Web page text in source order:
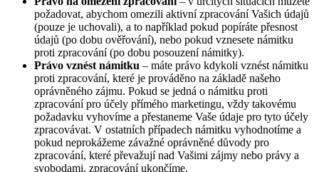
požadovat, abychom omezili aktivní zpracování Vašich údajů
(pouze je uchovali), a to například pokud popíráte přesnost
údajů (po dobu ověřování), nebo pokud vznesete námitku
proti zpracování (po dobu posouzení námitky).
Právo vznést námitku – máte právo kdykoli vznést námitku
proti zpracování, které je prováděno na základě našeho
oprávněného zájmu. Pokud se jedná o námitku proti
zpracování pro účely přímého marketingu, vždy takovému
požadavku vyhovíme a přestaneme Vaše údaje pro tyto účely
zpracovávat. V ostatních případech námitku vyhodnotíme a
pokud neprokážeme závažné oprávněné důvody pro
zpracování, které převažují nad Vašimi zájmy nebo právy a
svobodami, zpracování ukončíme.